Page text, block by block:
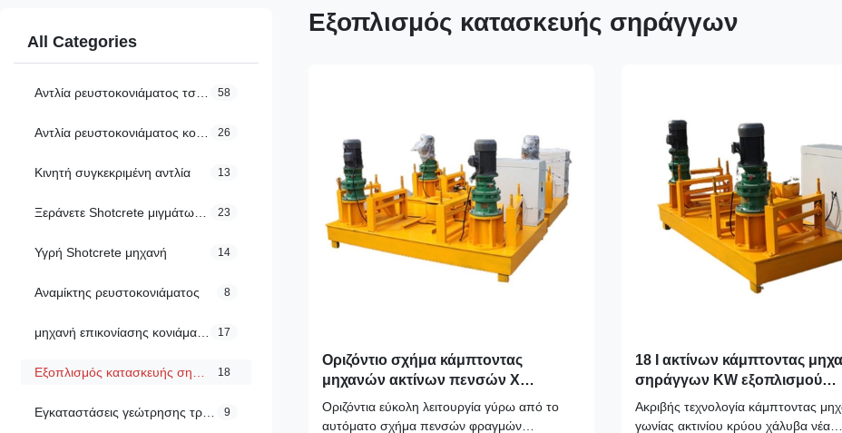
All Categories
58
26
Κινητή συγκεκριμένη αντλία 13
23
Υγρή Shotcrete μηχανή 14
Αναμίκτης ρευστοκονιάματος 8
17
18
9
Εξοπλισμός κατασκευής σηράγγων
Οριζόντιο σχήμα κάμπτοντας
μηχανών ακτίνων πενσών Χ
σωλήνων αυτόματο
Οριζόντια εύκολη λειτουργία γύρω από το
αυτόματο σχήμα πενσών φραγμών
18 Ι ακτίνων κάμπτοντας
σηράγγων KW εξοπλισμού
κατασκευής
Ακριβής τεχνολογία κάμπτοντας
γωνίας ακτινίου κρύου χάλυβα νέα